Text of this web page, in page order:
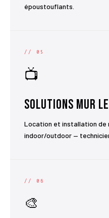
époustouflants.
// 05
📺
Solutions Mur
Location et installation de
indoor/outdoor —
// 06
🎨